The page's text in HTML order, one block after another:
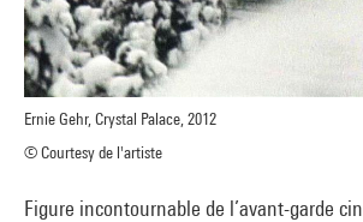
Ernie Gehr, Crystal Palace, 2012
© Courtesy de l'artiste
Figure incontournable de l’avant-garde